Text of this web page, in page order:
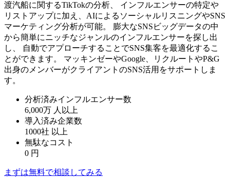
渡汽船に関するTikTokの分析、 インフルエンサーの特定や
リストアップに加え、AIによるソーシャルリスニングやSNS
マーケティング分析が可能。 膨大なSNSビッグデータの中
から簡単にニッチなジャンルのインフルエンサーを探し出
し、 自動でアプローチすることでSNS集客を最適化するこ
とができます。 マッキンゼーやGoogle、リクルートやP&G
出身のメンバーがクライアントのSNS活用をサポートしま
す。
分析済みインフルエンサー数
6,000万 人以上
導入済み企業数
1000社 以上
無駄なコスト
0 円
まずは無料で相談してみる